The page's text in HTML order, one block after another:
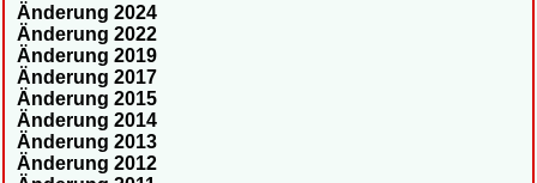
Änderung 2024
Änderung 2022
Änderung 2019
Änderung 2017
Änderung 2015
Änderung 2014
Änderung 2013
Änderung 2012